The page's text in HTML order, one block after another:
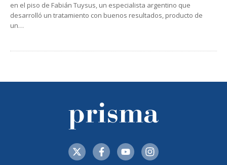
en el piso de Fabián Tuysus, un especialista argentino que
desarrolló un tratamiento con buenos resultados, producto de
un…